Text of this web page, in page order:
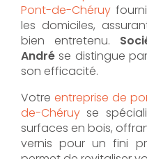
Pont-de-Chéruy
les domiciles,
bien entretenu.
André se distingue
son efficacité.
Votre entreprise de
de-Chéruy se
surfaces en bois,
vernis pour un fini